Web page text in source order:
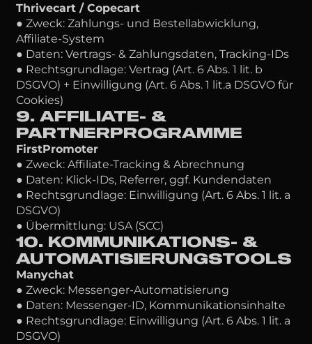
Thrivecart / Copecart
● Zweck: Zahlungs- und Bestellabwicklung,
Affiliate-System
● Daten: Vertrags- & Zahlungsdaten, Tracking-IDs
● Rechtsgrundlage: Vertrag (Art. 6 Abs. 1 lit. b
DSGVO) + Einwilligung (Art. 6 Abs. 1 lit.a DSGVO für
Cookies)
9. AFFILIATE- &
PARTNERPROGRAMME
FirstPromoter
● Zweck: Affiliate-Tracking & Abrechnung
● Daten: Klick-IDs, Referrer, ggf. Kundendaten
● Rechtsgrundlage: Einwilligung (Art. 6 Abs. 1 lit. a
DSGVO)
● Übermittlung: USA (SCC)
10. KOMMUNIKATIONS- &
AUTOMATISIERUNGSTOOLS
Manychat
● Zweck: Messenger-Automatisierung
● Daten: Messenger-ID, Kommunikationsinhalte
● Rechtsgrundlage: Einwilligung (Art. 6 Abs. 1 lit. a
DSGVO)